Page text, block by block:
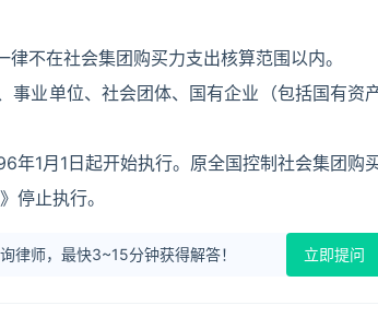
不在社会集团购买力支出核算范围以内。
事业单位、社会团体、国有企业（包括国有资
年1月1日起开始执行。原全国控制社会集团购
停止执行。
律师，最快3~15分钟获得解答！ 立即提问